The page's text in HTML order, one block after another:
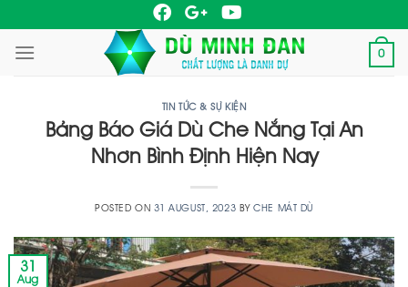
to
content
0
TIN TỨC & SỰ KIỆN
Bảng Báo Giá Dù Che Nắng Tại An
Nhơn Bình Định Hiện Nay
POSTED ON 31 AUGUST, 2023 BYCHE MÁT DÙ
31
Aug